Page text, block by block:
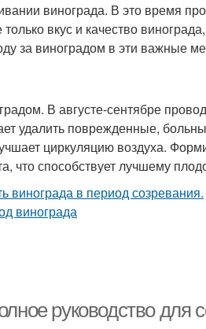
винограда. В это время
вкус и качество
за виноградом в эти важные
В августе-сентябре
удалить поврежденные,
циркуляцию воздуха.
что способствует лучшему
руководство для